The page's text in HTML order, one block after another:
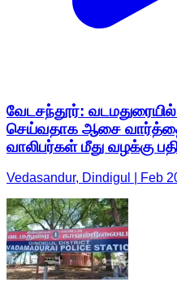
வேடசந்தூர்: வடமதுரையில்
செய்வதாக ஆசை வார்த்தை
வாலிபர்கள் மீது வழக்கு
Vedasandur, Dindigul | Feb